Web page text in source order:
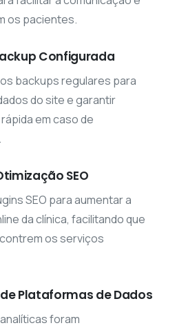
os pacientes.
Configurada
backups regulares para
do site e garantir
em caso de
SEO
SEO para aumentar a
da clínica, facilitando que
os serviços
Plataformas de Dados
foram